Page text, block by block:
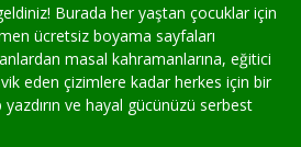
Burada her yaştan çocuklar için
ücretsiz boyama sayfaları
masal kahramanlarına, eğitici
eden çizimlere kadar herkes için bir
ve hayal gücünüzü serbest